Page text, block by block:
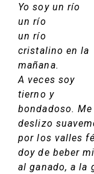
Yo soy un río
un río
un río
cristalino en la
mañana.
A veces soy
tierno y
bondadoso. Me
deslizo
por los valles
doy de beber
al ganado, a la